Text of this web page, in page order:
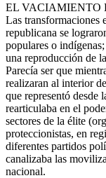
EL VACIAMIENTO
Las transformaciones
republicana se
populares o
una reproducción de
Parecía ser que
realizaran al interior
que representó desde
rearticulaba en el
sectores de la élite
proteccionistas, en
diferentes partidos
canalizaba las
nacional.